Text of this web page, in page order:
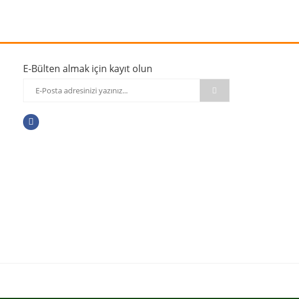
E-Bülten almak için kayıt olun